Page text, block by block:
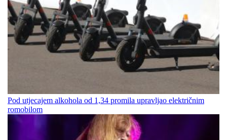
Pod utjecajem alkohola od 1,34 promila upravljao električnim
romobilom